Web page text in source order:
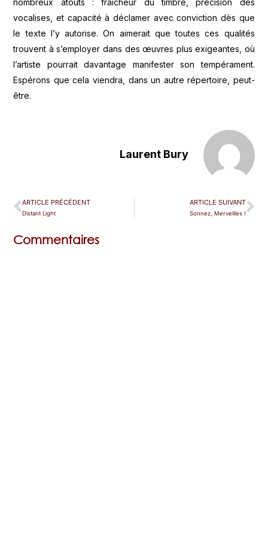
nombreux atouts : fraîcheur du timbre, précision des
vocalises, et capacité à déclamer avec conviction dès que
le texte l’y autorise. On aimerait que toutes ces qualités
trouvent à s’employer dans des œuvres plus exigeantes, où
l’artiste pourrait davantage manifester son tempérament.
Espérons que cela viendra, dans un autre répertoire, peut-
être.
Laurent Bury
ARTICLE PRÉCÉDENT
Distant Light
ARTICLE SUIVANT
Sonnez, Merveilles !
Commentaires